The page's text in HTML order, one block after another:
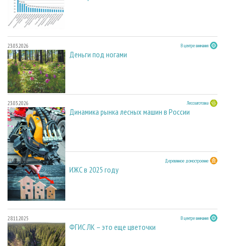
23.03.2026 В центре внимания
Деньги под ногами
23.03.2026 Лесозаготовка
Динамика рынка лесных машин в России
23.03.2026 Деревянное домостроение
ИЖС в 2025 году
28.11.2025 В центре внимания
ФГИС ЛК – это еще цветочки